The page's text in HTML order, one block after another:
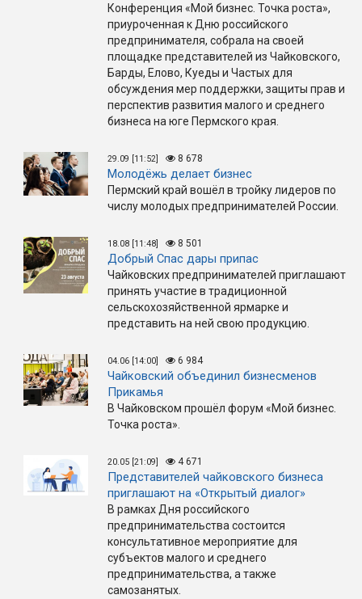
Конференция «Мой бизнес. Точка роста»,
приуроченная к Дню российского
предпринимателя, собрала на своей
площадке представителей из Чайковского,
Барды, Елово, Куеды и Частых для
обсуждения мер поддержки, защиты прав и
перспектив развития малого и среднего
бизнеса на юге Пермского края.
29.09 [11:52] 8 678
Молодёжь делает бизнес
Пермский край вошёл в тройку лидеров по
числу молодых предпринимателей России.
18.08 [11:48] 8 501
Добрый Спас дары припас
Чайковских предпринимателей приглашают
принять участие в традиционной
сельскохозяйственной ярмарке и
представить на ней свою продукцию.
04.06 [14:00] 6 984
Чайковский объединил бизнесменов
Прикамья
В Чайковском прошёл форум «Мой бизнес.
Точка роста».
20.05 [21:09] 4 671
Представителей чайковского бизнеса
приглашают на «Открытый диалог»
В рамках Дня российского
предпринимательства состоится
консультативное мероприятие для
субъектов малого и среднего
предпринимательства, а также
самозанятых.